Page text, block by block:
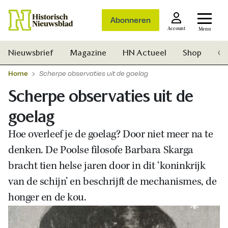
Abonneren
Account Menu
Zoek
Nieuwsbrief Magazine HN Actueel Shop
Home Scherpe observaties uit de goelag
Scherpe observaties uit de
goelag
Hoe overleef je de goelag? Door niet meer na te
denken. De Poolse filosofe Barbara Skarga
bracht tien helse jaren door in dit ‘koninkrijk
van de schijn’ en beschrijft de mechanismes, de
honger en de kou.